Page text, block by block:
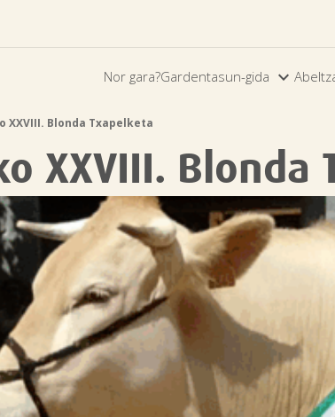
Nor gara?Gardentasun-gida 
XXVIII. Blonda Txapelketa
XXVIII. Blonda